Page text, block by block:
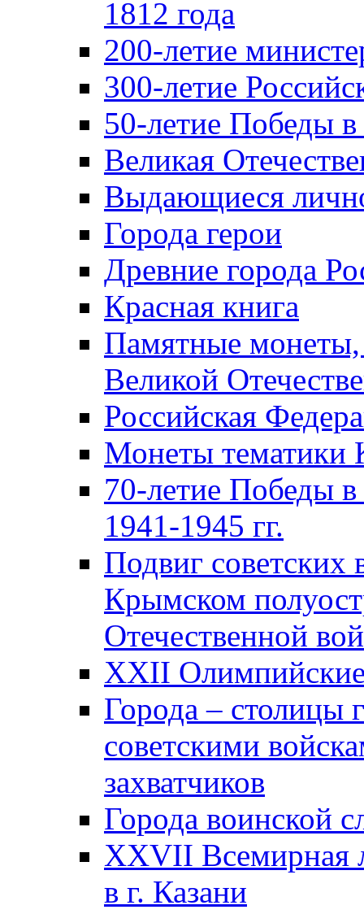
1812 года
200-летие
300-летие
50-летие Победы
Великая
Выдающиеся
Города герои
Древние города
Красная книга
Памятные
Великой
Российская
Монеты тематики
70-летие Победы
1941-1945 гг.
Подвиг советских
Крымском
Отечественной
XXII
Города – столицы
советскими
захватчиков
Города воинской
XXVII Всемирная
в г. Казани